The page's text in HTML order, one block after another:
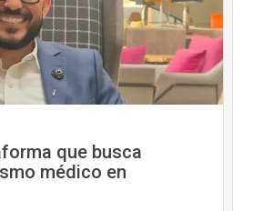
que busca
médico en